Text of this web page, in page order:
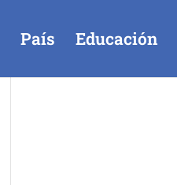
País Educación